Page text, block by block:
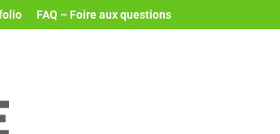
FAQ – Foire aux questions